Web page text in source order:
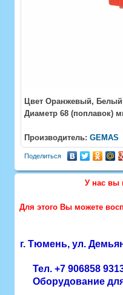
Цвет Оранжевый, Белый
Диаметр 68 (поплавок)
Производитель: GEMAS
Поделиться
У нас вы
Для этого Вы можете
г. Тюмень, ул.
Тел.+7 906858
Оборудование